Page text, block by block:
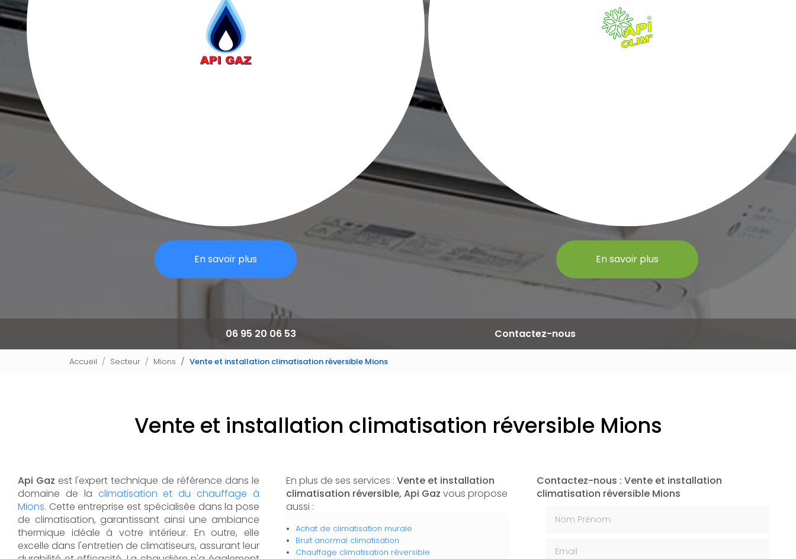
En savoir plus En savoir plus
06 95 20 06 53 Contactez-nous
Accueil Secteur Mions Vente et installation climatisation réversible Mions
Vente et installation climatisation réversible Mions
Api Gaz est l'expert technique de référence dans le
domaine de la climatisation et du chauffage à
Mions. Cette entreprise est spécialisée dans la pose
de climatisation, garantissant ainsi une ambiance
thermique idéale à votre intérieur. En outre, elle
excelle dans l'entretien de climatiseurs, assurant leur
En plus de ses services : Vente et installation
climatisation réversible, Api Gaz vous propose
aussi :
Achat de climatisation murale
Bruit anormal climatisation
Chauffage climatisation réversible
Contactez-nous : Vente et installation
climatisation réversible Mions